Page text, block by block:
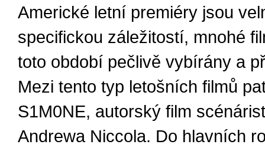
Americké letní premiéry jsou
specifickou záležitostí, mnohé
toto období pečlivě vybírány a
Mezi tento typ letošních filmů
S1M0NE, autorský film
Andrewa Niccola. Do hlavních